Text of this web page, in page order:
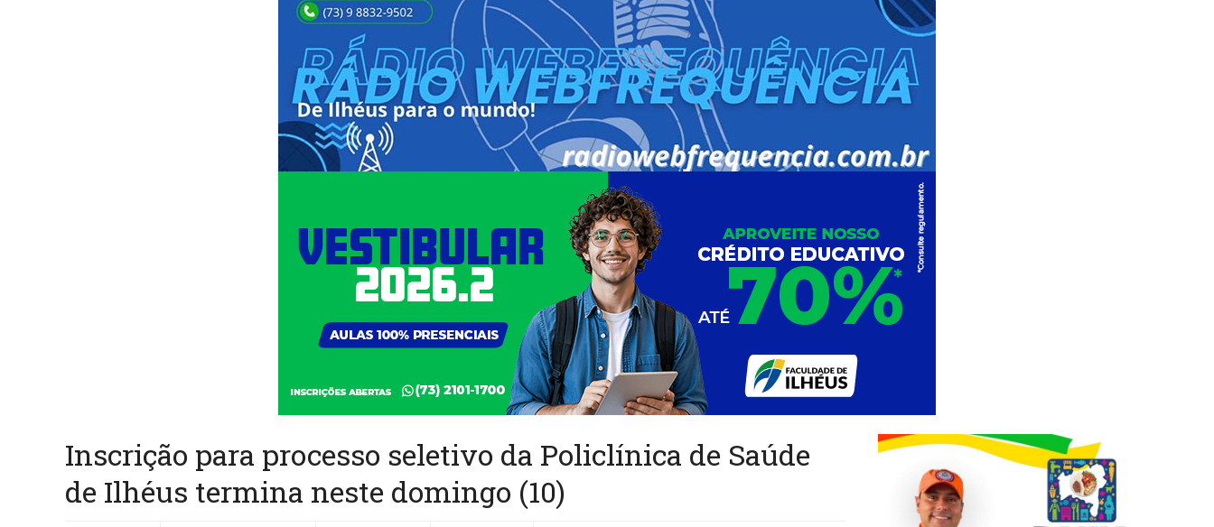
Inscrição para processo seletivo da Policlínica de Saúde
de Ilhéus termina neste domingo (10)